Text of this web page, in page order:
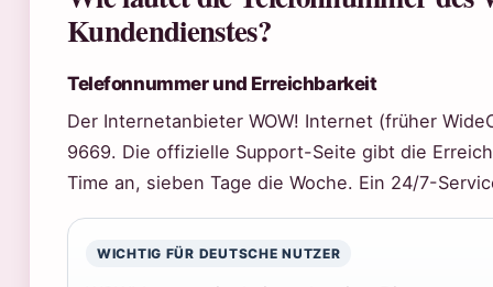
Kundendienstes?
Telefonnummer und Erreichbarkeit
Der Internetanbieter WOW! Internet (früher
9669. Die offizielle Support-Seite gibt die
Time an, sieben Tage die Woche. Ein 24/7-
WICHTIG FÜR DEUTSCHE NUTZER